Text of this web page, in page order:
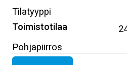
Tilatyyppi
Toimistotilaa
Pohjapiirros